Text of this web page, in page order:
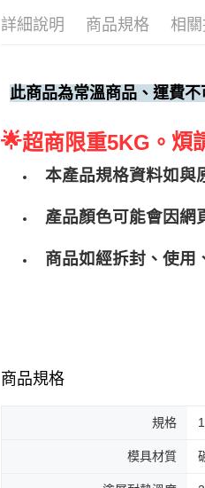
詳細說明 商品規格 相
此商品為常溫商品、運費
🌟超商限重5KG。 煩
本產品規格資料如與
產品顏色可能會因網
商品如經拆封、使用
商品規格
規格
模具材質